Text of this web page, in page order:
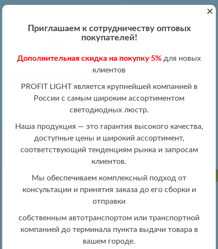
Регистрация
ПН-ПТ 09:00 - 19:00
info@profitlight.ru
Люстры оптом » Люстры LIGHTED оптом » 2169/450 WH+CR RGB
ПРОДАНО
+
Приглашаем к сотрудничеству оптовых
покупателей!
Дополнительная скидка на покупку 5% для новых
клиентов
PROFIT LIGHT является крупнейшей компанией в
России с самым широким ассортиментом
светодиодных люстр.
Наша продукция — это гарантия высокого качества,
доступные цены и широкий ассортимент,
соответствующий тенденциям рынка и запросам
клиентов.
Мы обеспечиваем комплексный подход от
консультации и принятия заказа до его сборки и
отправки
собственным автотранспортом или транспортной
компанией до терминала пункта выдачи товара в
вашем городе.